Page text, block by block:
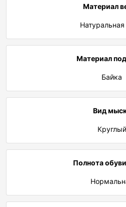
Материал
Материал
Байка
Вид
Круглый
Полнота обуви